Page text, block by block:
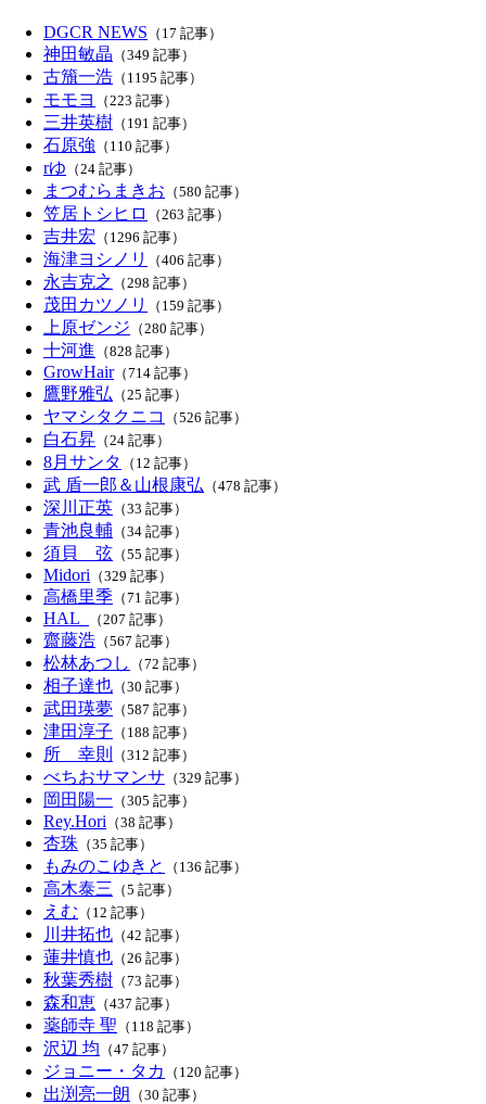
DGCR NEWS （17 記事）
神田敏晶 （349 記事）
古籏一浩 （1195 記事）
モモヨ （223 記事）
三井英樹 （191 記事）
石原強 （110 記事）
rゆ （24 記事）
まつむらまきお （580 記事）
笠居トシヒロ （263 記事）
吉井宏 （1296 記事）
海津ヨシノリ （406 記事）
永吉克之 （298 記事）
茂田カツノリ （159 記事）
上原ゼンジ （280 記事）
十河進 （828 記事）
GrowHair（714 記事）
鷹野雅弘 （25 記事）
ヤマシタクニコ （526 記事）
白石昇 （24 記事）
8月サンタ （12 記事）
武 盾一郎＆山根康弘 （478 記事）
深川正英 （33 記事）
青池良輔 （34 記事）
須貝 弦 （55 記事）
Midori （329 記事）
高橋里季 （71 記事）
HAL_ （207 記事）
齋藤浩 （567 記事）
松林あつし （72 記事）
相子達也 （30 記事）
武田瑛夢 （587 記事）
津田淳子 （188 記事）
所 幸則 （312 記事）
べちおサマンサ （329 記事）
岡田陽一 （305 記事）
Rey.Hori （38 記事）
杏珠 （35 記事）
もみのこゆきと （136 記事）
高木泰三 （5 記事）
えむ （12 記事）
川井拓也 （42 記事）
蓮井慎也 （26 記事）
秋葉秀樹 （73 記事）
森和恵 （437 記事）
薬師寺 聖 （118 記事）
沢辺 均 （47 記事）
ジョニー・タカ （120 記事）
出渕亮一朗 （30 記事）